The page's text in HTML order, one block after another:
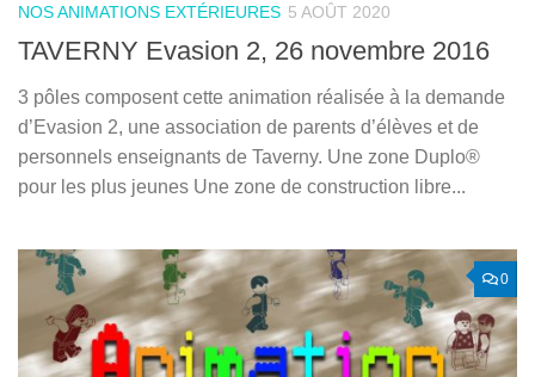
NOS ANIMATIONS EXTÉRIEURES 5 AOÛT 2020
TAVERNY Evasion 2, 26 novembre 2016
3 pôles composent cette animation réalisée à la demande
d’Evasion 2, une association de parents d’élèves et de
personnels enseignants de Taverny. Une zone Duplo®
pour les plus jeunes Une zone de construction libre...
0